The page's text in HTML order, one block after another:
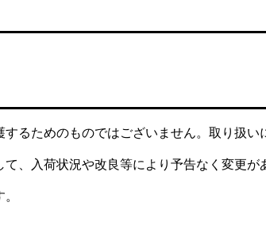
するためのものではございません。取り扱い
、入荷状況や改良等により予告なく変更が